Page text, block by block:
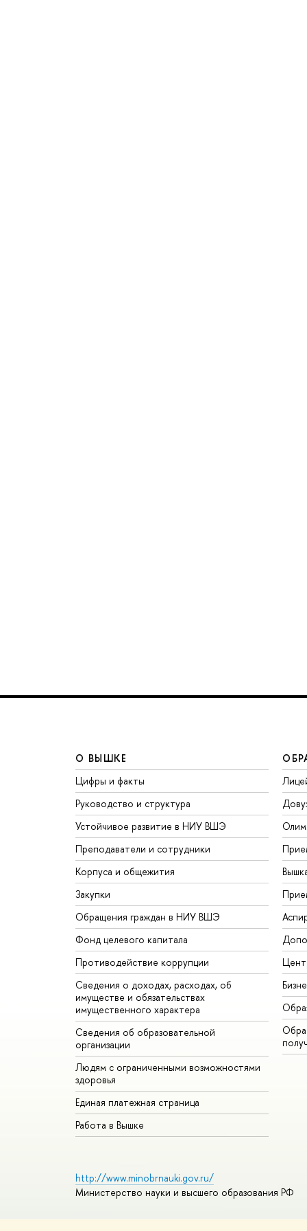
О ВЫШКЕ
Цифры и факты
Руководство и структура
Устойчивое развитие в НИУ ВШЭ
Преподаватели и сотрудники
Корпуса и общежития
Закупки
Обращения граждан в НИУ ВШЭ
Фонд целевого капитала
Противодействие коррупции
Сведения о доходах, расходах, об
имуществе и обязательствах
имущественного характера
Сведения об образовательной
организации
Людям с ограниченными возможностями
здоровья
Единая платежная страница
Работа в Вышке
http://www.minobrnauki.gov.ru/
Министерство науки и высшего образования РФ